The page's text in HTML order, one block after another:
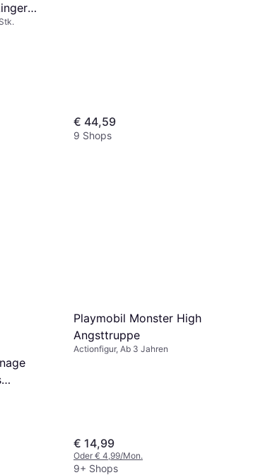
€ 44,59
9 Shops
Playmobil Monster High
Angsttruppe
Actionfigur, Ab 3 Jahren
€ 14,99
Oder € 4,99/Mon.
9+ Shops